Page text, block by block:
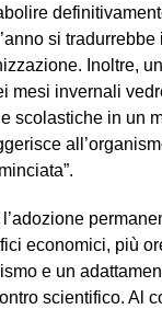
si
Inoltre,
mesi invernali
scolastiche in un
l’adozione
economici, più
e un
scientifico. Al